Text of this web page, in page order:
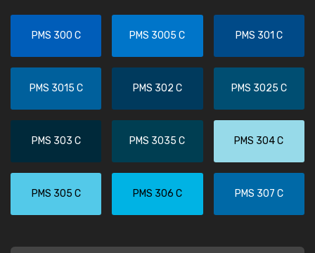
PMS 300 C PMS 3005 C PMS 301 C
PMS 3015 C PMS 302 C PMS 3025 C
PMS 303 C PMS 3035 C PMS 304 C
PMS 305 C PMS 306 C PMS 307 C